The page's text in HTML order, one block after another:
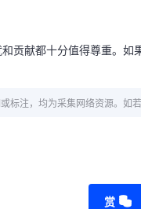
贡献都十分值得尊重。
标注，均为采集网络资源。如
赏